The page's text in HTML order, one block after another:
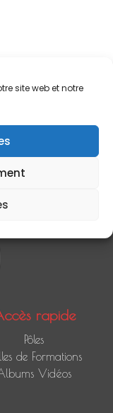
site web et notre
li>
rapide
Pôles
de Formations
Vidéos